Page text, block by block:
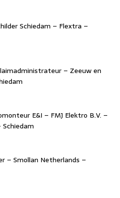
Schiedam – Flextra –
– Zeeuw en
E&I – FMJ Elektro B.V. –
Schiedam
– Smollan Netherlands –